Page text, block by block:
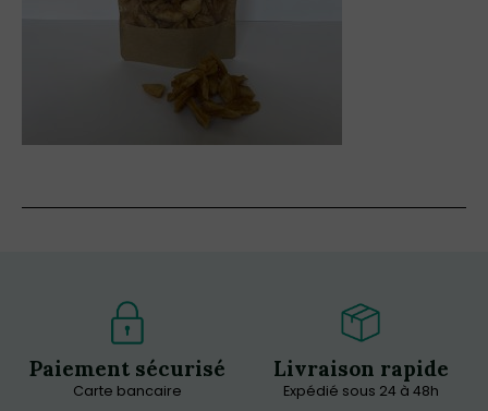
Paiement sécurisé
Carte bancaire
Livraison rapide
Expédié sous 24 à 48h